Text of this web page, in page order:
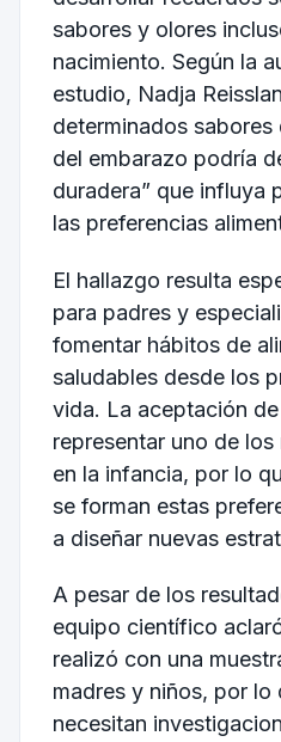
sabores y olores
nacimiento. Según la
estudio, Nadja
determinados
del embarazo podría
duradera” que influya
las preferencias
El hallazgo resulta
para padres y
fomentar hábitos de
saludables desde los
vida. La aceptación
representar uno de
en la infancia, por lo
se forman estas
a diseñar nuevas
A pesar de los
equipo científico
realizó con una
madres y niños, por lo
necesitan